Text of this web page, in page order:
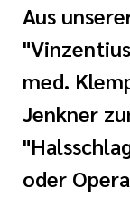
und Plastische
Geburtshilfe
Baden-Fragen
katholischen
Aus
med.
Jenkner
oder